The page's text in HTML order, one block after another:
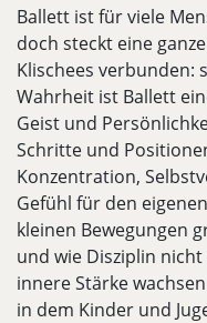
Ballett ist für viele
doch steckt eine
Klischees verbunden:
Wahrheit ist Ballett
Geist und
Schritte und
Konzentration,
Gefühl für den
kleinen Bewegungen
und wie Disziplin
innere Stärke
in dem Kinder und